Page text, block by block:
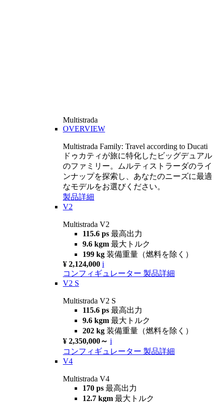
Multistrada
OVERVIEW
Multistrada Family: Travel according to Ducati
ドゥカティが旅に特化したビッグデュアル
のファミリー。ムルティストラーダのライ
ンナップを探索し、あなたのニーズに最適
なモデルをお選びください。
製品詳細
V2
Multistrada V2
115.6 ps 最高出力
9.6 kgm 最大トルク
199 kg 装備重量（燃料を除く）
¥ 2,124,000 i
コンフィギュレーター 製品詳細
V2 S
Multistrada V2 S
115.6 ps 最高出力
9.6 kgm 最大トルク
202 kg 装備重量（燃料を除く）
¥ 2,350,000～ i
コンフィギュレーター 製品詳細
V4
Multistrada V4
170 ps 最高出力
12.7 kgm 最大トルク